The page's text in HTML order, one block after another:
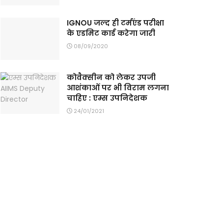
IGNOU जल्द ही टर्मएंड परीक्षा
के एडमिट कार्ड करेगा जारी
08/09/2020
कोवैक्सीन को लेकर उपजी
आशंकाओं पर भी विराम लगना
चाहिए : एम्स उपनिदेशक
24/01/2021